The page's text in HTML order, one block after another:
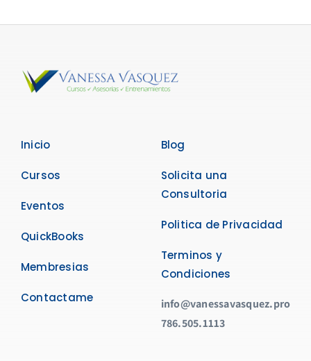
Inicio
Cursos
Eventos
QuickBooks
Membresias
Contactame
Blog
Solicita una
Consultoria
Politica de Privacidad
Terminos y
Condiciones
info@vanessavasquez.pro
786.505.1113